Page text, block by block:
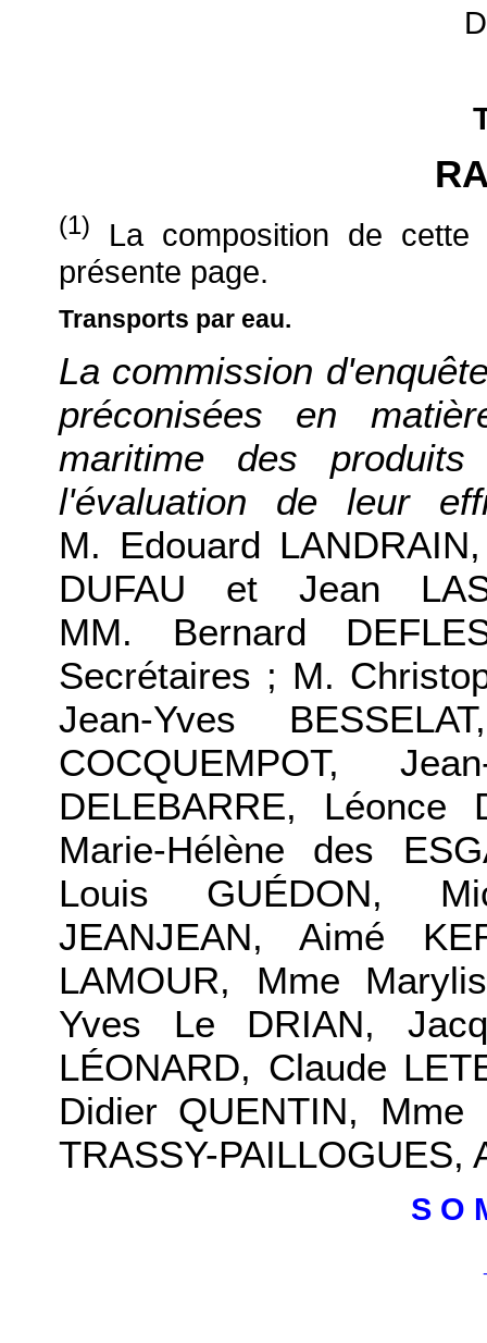
(1)
La composition de
présente page.
Transports par eau.
La commission
préconisées en
maritime des
l'évaluation de leur
M. Edouard
DUFAU et Jean
MM. Bernard
Secrétaires ; M.
Jean-Yves
COCQUEMPOT,
DELEBARRE, Léonce
Marie-Hélène des
Louis GUÉDON,
JEANJEAN, Aimé
LAMOUR, Mme
Yves Le DRIAN,
LÉONARD, Claude
Didier QUENTIN, Mme
TRASSY-PAILLOGUES,
S O